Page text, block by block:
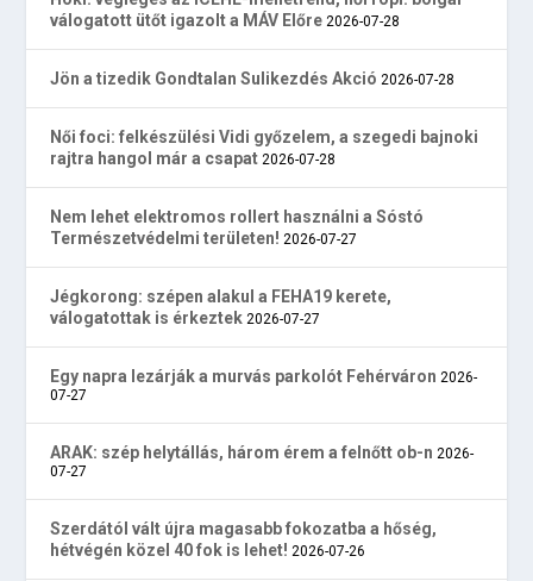
válogatott ütőt igazolt a MÁV Előre 2026-07-28
Jön a tizedik Gondtalan Sulikezdés Akció 2026-07-28
Női foci: felkészülési Vidi győzelem, a szegedi bajnoki
rajtra hangol már a csapat 2026-07-28
Nem lehet elektromos rollert használni a Sóstó
Természetvédelmi területen! 2026-07-27
Jégkorong: szépen alakul a FEHA19 kerete,
válogatottak is érkeztek 2026-07-27
Egy napra lezárják a murvás parkolót Fehérváron 2026-
07-27
ARAK: szép helytállás, három érem a felnőtt ob-n 2026-
07-27
Szerdától vált újra magasabb fokozatba a hőség,
hétvégén közel 40 fok is lehet! 2026-07-26